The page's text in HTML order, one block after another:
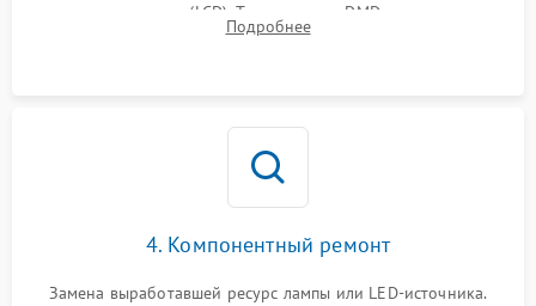
или поляризаторов (LCD). Тестирование DMD-чипа, датчиков
температуры и оптопар с помощью мультиметра и
Подробнее
4. Компонентный ремонт
Замена выработавшей ресурс лампы или LED-источника.